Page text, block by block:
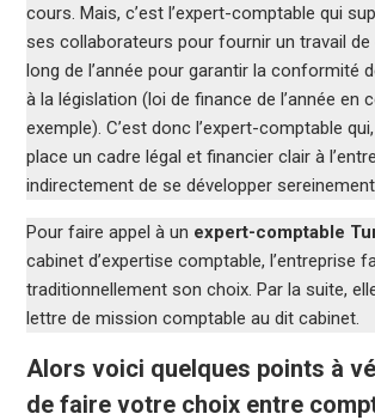
cours. Mais, c’est l’expert-comptable qui
ses collaborateurs pour fournir un travail
long de l’année pour garantir la conformité
à la législation (loi de finance de l’année en
exemple). C’est donc l’expert-comptable
place un cadre légal et financier clair à
indirectement de se développer
Pour faire appel à un expert-comptable
cabinet d’expertise comptable, l’entreprise
traditionnellement son choix. Par la suite,
lettre de mission comptable au dit cabinet.
Alors voici quelques points à
de faire votre choix entre